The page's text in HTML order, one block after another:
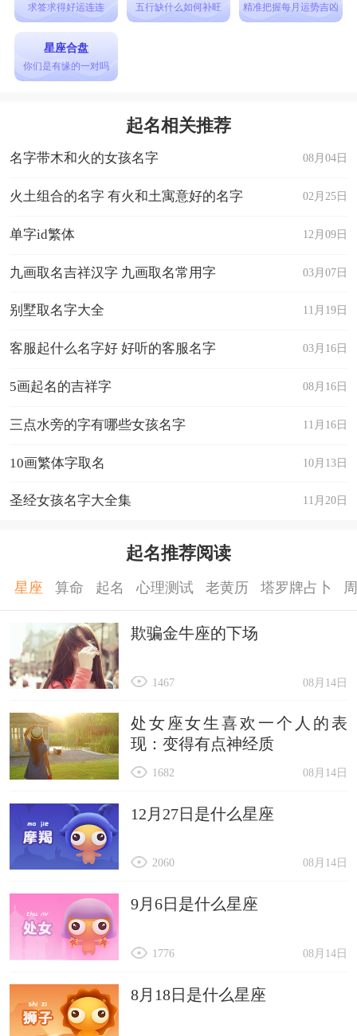
求签求得好运连连 五行缺什么如何补旺 精准把握每月运势吉凶
星座合盘
你们是有缘的一对吗
起名相关推荐
08月04日
名字带木和火的女孩名字
02月25日
火土组合的名字 有火和土寓意好的名字
12月09日
单字id繁体
03月07日
九画取名吉祥汉字 九画取名常用字
11月19日
别墅取名字大全
03月16日
客服起什么名字好 好听的客服名字
08月16日
5画起名的吉祥字
11月16日
三点水旁的字有哪些女孩名字
10月13日
10画繁体字取名
11月20日
圣经女孩名字大全集
起名推荐阅读
星座 算命 起名 心理测试 老黄历 塔罗牌占卜
欺骗金牛座的下场
08月14日
1467
处女座女生喜欢一个人的表
现：变得有点神经质
08月14日
1682
12月27日是什么星座
08月14日
2060
9月6日是什么星座
08月14日
1776
8月18日是什么星座